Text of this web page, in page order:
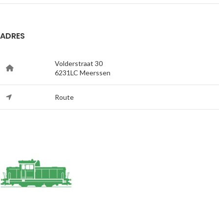
ADRES
Volderstraat 30
6231LC Meerssen
Route